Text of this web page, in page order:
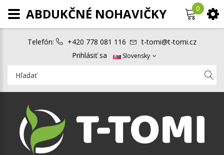
Telefón: +420 778 081 116
t-tomi@t-tomi.cz
Prihlásiť sa
Slovensky
0
ABDUKČNÉ NOHAVIČKY